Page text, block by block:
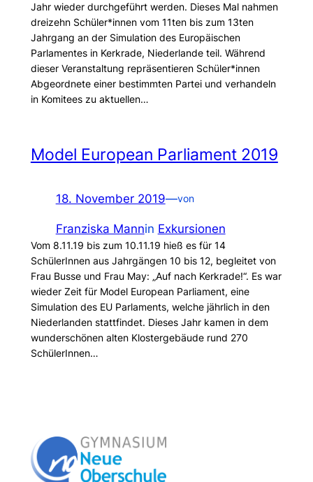
Jahr wieder durchgeführt werden. Dieses Mal nahmen
dreizehn Schüler*innen vom 11ten bis zum 13ten
Jahrgang an der Simulation des Europäischen
Parlamentes in Kerkrade, Niederlande teil. Während
dieser Veranstaltung repräsentieren Schüler*innen
Abgeordnete einer bestimmten Partei und verhandeln
in Komitees zu aktuellen…
Model European Parliament 2019
18. November 2019—von
Franziska Mannin Exkursionen
Vom 8.11.19 bis zum 10.11.19 hieß es für 14
SchülerInnen aus Jahrgängen 10 bis 12, begleitet von
Frau Busse und Frau May: „Auf nach Kerkrade!“. Es war
wieder Zeit für Model European Parliament, eine
Simulation des EU Parlaments, welche jährlich in den
Niederlanden stattfindet. Dieses Jahr kamen in dem
wunderschönen alten Klostergebäude rund 270
SchülerInnen…